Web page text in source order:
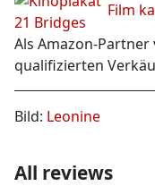
Film
Als Amazon-
qualifizierten
Bild: Leonine
All reviews